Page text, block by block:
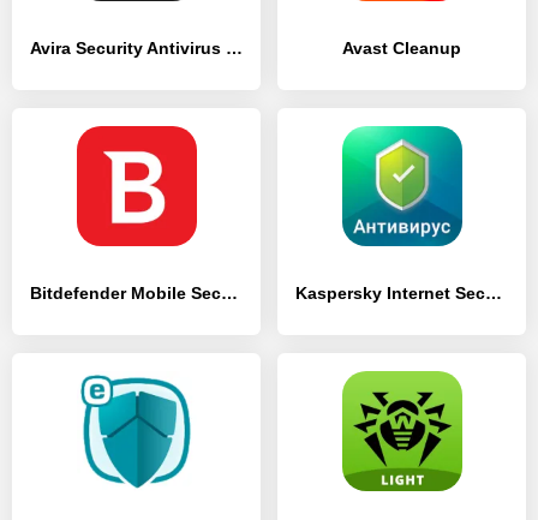
Avira Security Antivirus & VPN Avast Cleanup
Bitdefender Mobile Security & Antivirus Kaspersky Internet Security: Антивирус и Защита